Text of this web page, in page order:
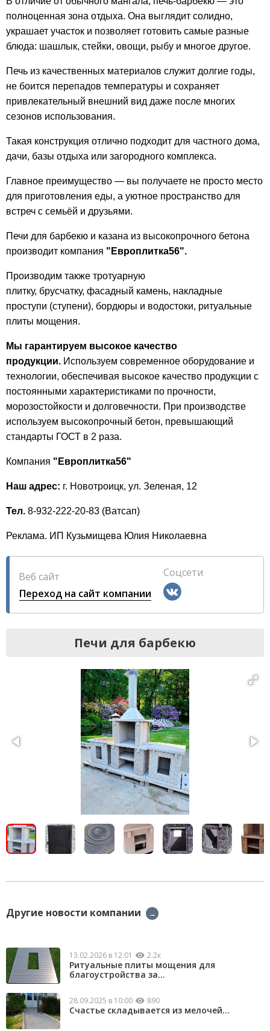
полноценная зона отдыха. Она выглядит солидно,
украшает участок и позволяет готовить самые разные
блюда: шашлык, стейки, овощи, рыбу и многое другое.
Печь из качественных материалов служит долгие годы,
не боится перепадов температуры и сохраняет
привлекательный внешний вид даже после многих
сезонов использования.
Такая конструкция отлично подходит для частного дома,
дачи, базы отдыха или загородного комплекса.
Главное преимущество — вы получаете не просто место
для приготовления еды, а уютное пространство для
встреч с семьёй и друзьями.
Печи для барбекю и казана из высокопрочного бетона
производит компания "Европлитка56".
Производим также тротуарную
плитку, брусчатку, фасадный камень, накладные
проступи (ступени), бордюры и водостоки, ритуальные
плиты мощения.
Мы гарантируем высокое качество
продукции. Используем современное оборудование и
технологии, обеспечивая высокое качество продукции с
постоянными характеристиками по прочности,
морозостойкости и долговечности. При производстве
используем высокопрочный бетон, превышающий
стандарты ГОСТ в 2 раза.
Компания "Европлитка56"
Наш адрес: г. Новотроицк, ул. Зеленая, 12
Тел. 8-932-222-20-83 (Ватсап)
Реклама. ИП Кузьмищева Юлия Николаевна
Веб сайт
Переход на сайт компании
Соцсети
Печи для барбекю
Другие новости компании →
13.02.2026 в 12:01 2.2к
Ритуальные плиты мощения для
благоустройства за...
28.09.2025 в 10:00 890
Счастье складывается из мелочей...